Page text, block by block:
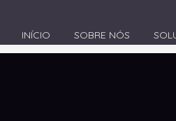
INÍCIO SOBRE NÓS